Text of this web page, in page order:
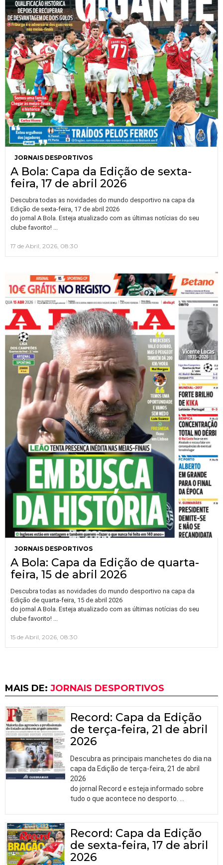
JORNAIS DESPORTIVOS
A Bola: Capa da Edição de sexta-
feira, 17 de abril 2026
Descubra todas as novidades do mundo desportivo na capa da
Edição de sexta-feira, 17 de abril 2026
do jornal A Bola. Esteja atualizado com as últimas notícias do seu
clube favorito!
17 de Abril, 2026, 08:30
JORNAIS DESPORTIVOS
A Bola: Capa da Edição de quarta-
feira, 15 de abril 2026
Descubra todas as novidades do mundo desportivo na capa da
Edição de quarta-feira, 15 de abril 2026
do jornal A Bola. Esteja atualizado com as últimas notícias do seu
clube favorito! …
15 de Abril, 2026, 08:30
MAIS DE: JORNAIS DESPORTIVOS
Record: Capa da Edição
de terça-feira, 21 de abril
2026
Descubra as principais manchetes do dia na
capa da Edição de terça-feira, 21 de abril
2026
do jornal Record e esteja informado sobre
tudo o que acontece no desporto. …
Record: Capa da Edição
de sexta-feira, 17 de abril
2026